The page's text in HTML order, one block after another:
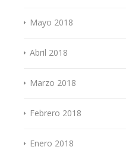
Mayo 2018
Abril 2018
Marzo 2018
Febrero 2018
Enero 2018